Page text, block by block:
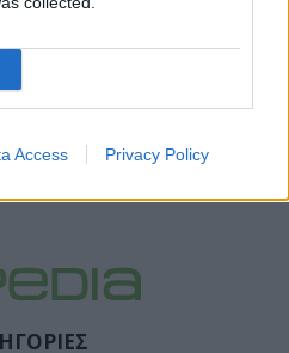
Access Privacy Policy